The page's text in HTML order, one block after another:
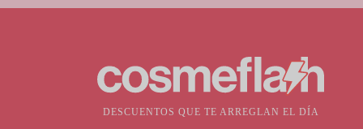
DESCUENTOS QUE TE ARREGLAN EL DÍA